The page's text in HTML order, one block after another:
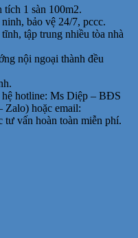
tích 1 sàn 100m2.
bảo vệ 24/7, pccc.
tập trung nhiều tòa nhà
nội ngoại thành đều
hotline: Ms Diệp – BĐS
Zalo) hoặc email:
tư vấn hoàn toàn miễn phí.